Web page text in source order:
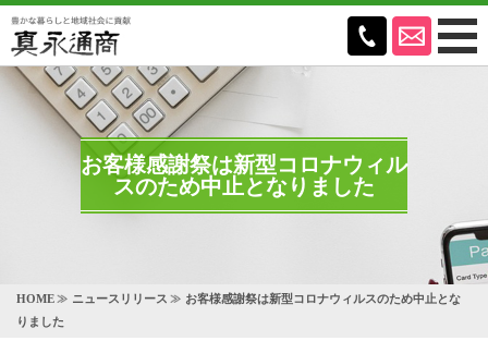
お客様感謝祭は新型コロナウィル
スのため中止となりました
HOME ニュースリリース
お客様感謝祭は新型コロナウィルスのため中止とな
りました